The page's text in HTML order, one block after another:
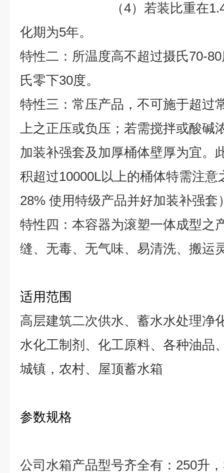
（4）若装比重在1.4以
化期为5年。
特性二：所温度高不超过摄氏70-
氏零下30度。
特性三：常压产品，不可施于超过
上之正压或负压；若需搅拌或酸碱
加装补强套及加厚桶体壁厚为宜。
积超过10000L以上的桶体特需注意
28% 使用特级产品并好加装补强套
特性四：本容器为滚塑一体成型之
缝、无毒、无气味、易清洗、搬运
适用范围
高层建筑二次供水、蓄水水处理净
水化工制剂、化工原料、各种油品
城镇，农村、屋顶蓄水箱
参数规格
公司水箱产品型号齐全有： 250升，